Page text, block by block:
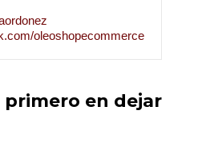
oleoshopecommerce
primero en dejar